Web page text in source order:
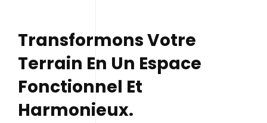
Transformons Votre
Terrain En Un Espace
Fonctionnel Et
Harmonieux.